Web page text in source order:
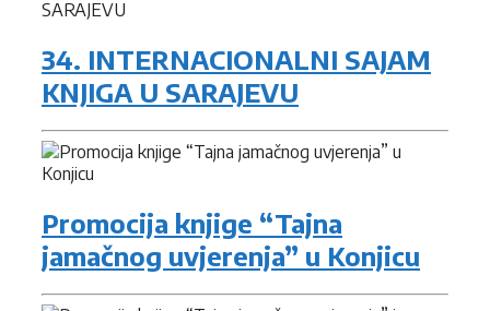
34. INTERNACIONALNI SAJAM
KNJIGA U SARAJEVU
Promocija knjige “Tajna
jamačnog uvjerenja” u Konjicu